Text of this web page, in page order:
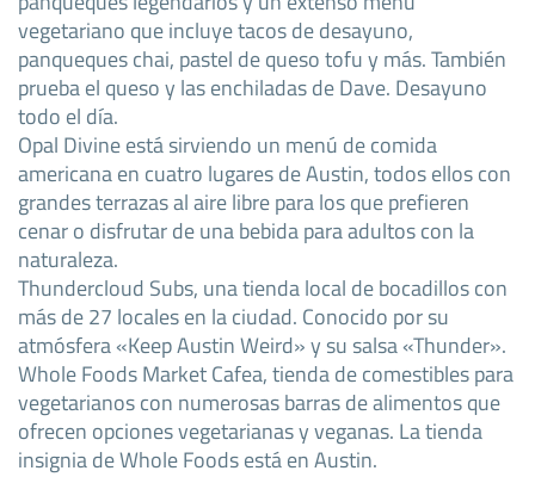
vegetariano que incluye tacos de desayuno,
panqueques chai, pastel de queso tofu y más. También
prueba el queso y las enchiladas de Dave. Desayuno
todo el día.
Opal Divine está sirviendo un menú de comida
americana en cuatro lugares de Austin, todos ellos con
grandes terrazas al aire libre para los que prefieren
cenar o disfrutar de una bebida para adultos con la
naturaleza.
Thundercloud Subs, una tienda local de bocadillos con
más de 27 locales en la ciudad. Conocido por su
atmósfera «Keep Austin Weird» y su salsa «Thunder».
Whole Foods Market Cafea, tienda de comestibles para
vegetarianos con numerosas barras de alimentos que
ofrecen opciones vegetarianas y veganas. La tienda
insignia de Whole Foods está en Austin.